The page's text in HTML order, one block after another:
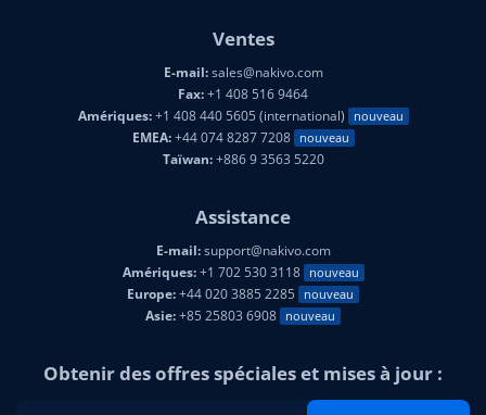
Ventes
E-mail:sales@nakivo.com
Fax:+1 408 516 9464
Amériques:+1 408 440 5605 (international) nouveau
EMEA:+44 074 8287 7208 nouveau
Taïwan:+886 9 3563 5220
Assistance
E-mail:support@nakivo.com
Amériques:+1 702 530 3118 nouveau
Europe:+44 020 3885 2285 nouveau
Asie:+85 25803 6908 nouveau
Obtenir des offres spéciales et mises à jour :